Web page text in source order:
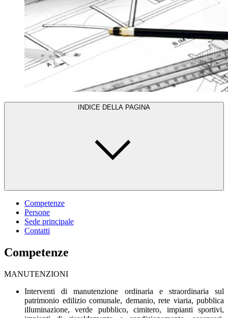
INDICE DELLA PAGINA
Competenze
Persone
Sede principale
Contatti
Competenze
MANUTENZIONI
Interventi di manutenzione ordinaria e straordinaria sul
patrimonio edilizio comunale, demanio, rete viaria, pubblica
illuminazione, verde pubblico, cimitero, impianti sportivi,